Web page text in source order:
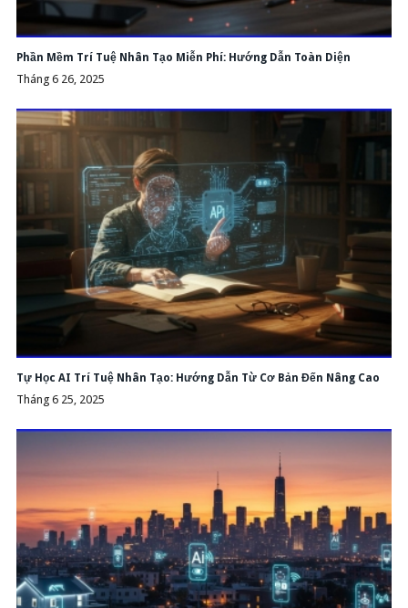
Phần Mềm Trí Tuệ Nhân Tạo Miễn Phí: Hướng Dẫn Toàn Diện
Tháng 6 26, 2025
Tự Học AI Trí Tuệ Nhân Tạo: Hướng Dẫn Từ Cơ Bản Đến Nâng Cao
Tháng 6 25, 2025